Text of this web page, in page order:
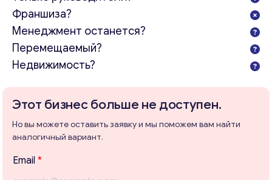
Франшиза?
Менеджмент останется?
Перемещаемый?
Недвижимость?
Этот бизнес больше не доступен.
Но вы можете оставить заявку и мы поможем вам найти
аналогичный вариант.
Т
е
Email *